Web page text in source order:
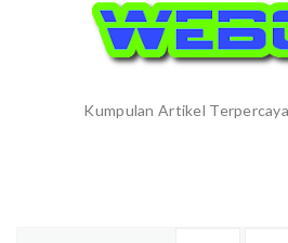
Kumpulan Artikel